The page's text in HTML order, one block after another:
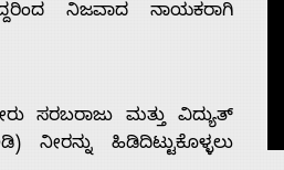
ನಿಜವಾದ ನಾಯಕರಾಗಿ
ಸರಬರಾಜು ಮತ್ತು ವಿದ್ಯುತ್
ಹಿಡಿದಿಟ್ಟುಕೊಳ್ಳಲು